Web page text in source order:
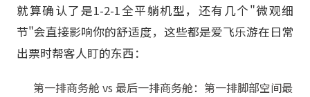
就算确认了是1-2-1全平躺机型，还有几个"微观细
节"会直接影响你的舒适度，这些都是爱飞乐游在日常
出票时帮客人盯的东西：
第一排商务舱 vs 最后一排商务舱：第一排脚部空间最